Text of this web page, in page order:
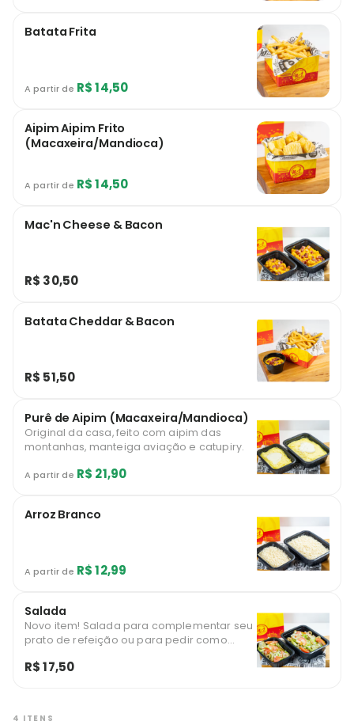
Batata Frita
A partir de R$ 14,50
Aipim Aipim Frito
(Macaxeira/Mandioca)
A partir de R$ 14,50
Mac'n Cheese & Bacon
R$ 30,50
Batata Cheddar & Bacon
R$ 51,50
Purê de Aipim (Macaxeira/Mandioca)
Original da casa, feito com aipim das
montanhas, manteiga aviação e catupiry.
A partir de R$ 21,90
Arroz Branco
A partir de R$ 12,99
Salada
Novo item! Salada para complementar seu
prato de refeição ou para pedir como
R$ 17,50
4 ITENS